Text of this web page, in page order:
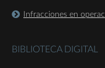
Infracciones en
BIBLIOTECA DIGITAL